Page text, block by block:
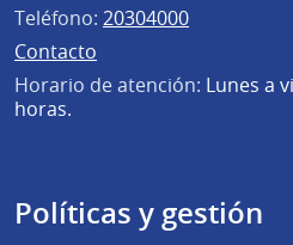
Teléfono: 20304000
Contacto
Horario de atención: Lunes a
horas.
Políticas y gestión